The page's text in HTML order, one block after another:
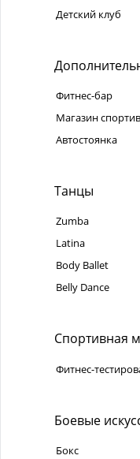
Детский клуб
Фитнес-бар
Магазин
Автостоянка
Танцы
Zumba
Latina
Body Ballet
Belly Dance
Спортивная
Фитнес-
Боевые
Бокс